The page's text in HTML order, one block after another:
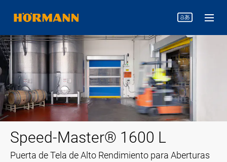
Speed-Master® 1600 L
Puerta de Tela de Alto Rendimiento para Aberturas